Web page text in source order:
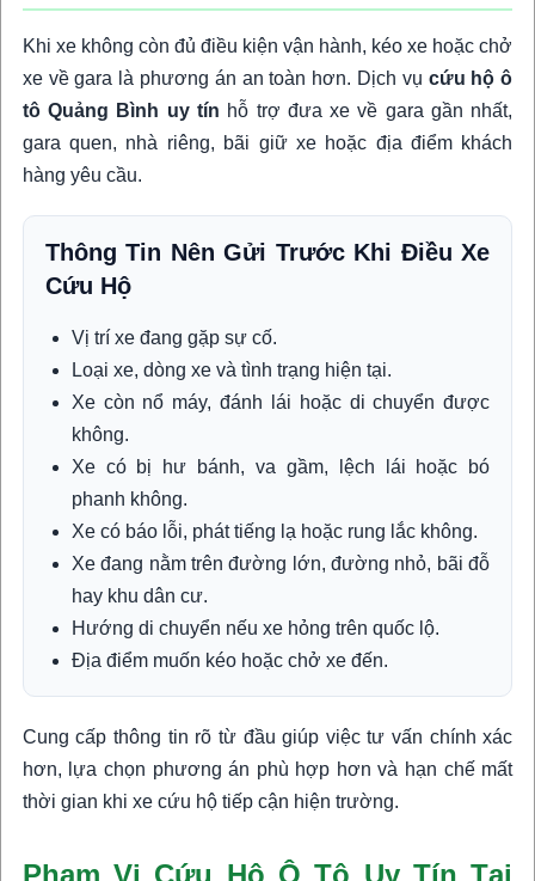
Khi xe không còn đủ điều kiện vận hành, kéo xe hoặc chở
xe về gara là phương án an toàn hơn. Dịch vụ cứu hộ ô
tô Quảng Bình uy tín hỗ trợ đưa xe về gara gần nhất,
gara quen, nhà riêng, bãi giữ xe hoặc địa điểm khách
hàng yêu cầu.
Thông Tin Nên Gửi Trước Khi Điều Xe
Cứu Hộ
Vị trí xe đang gặp sự cố.
Loại xe, dòng xe và tình trạng hiện tại.
Xe còn nổ máy, đánh lái hoặc di chuyển được
không.
Xe có bị hư bánh, va gầm, lệch lái hoặc bó
phanh không.
Xe có báo lỗi, phát tiếng lạ hoặc rung lắc không.
Xe đang nằm trên đường lớn, đường nhỏ, bãi đỗ
hay khu dân cư.
Hướng di chuyển nếu xe hỏng trên quốc lộ.
Địa điểm muốn kéo hoặc chở xe đến.
Cung cấp thông tin rõ từ đầu giúp việc tư vấn chính xác
hơn, lựa chọn phương án phù hợp hơn và hạn chế mất
thời gian khi xe cứu hộ tiếp cận hiện trường.